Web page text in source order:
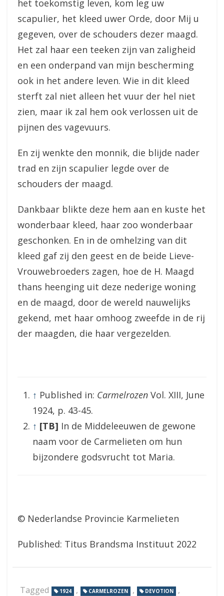
het toekomstig leven, kom leg uw
scapulier, het kleed uwer Orde, door Mij u
gegeven, over de schouders dezer maagd.
Het zal haar een teeken zijn van zaligheid
en een onderpand van mijn bescherming
ook in het andere leven. Wie in dit kleed
sterft zal niet alleen het vuur der hel niet
zien, maar ik zal hem ook verlossen uit de
pijnen des vagevuurs.
En zij wenkte den monnik, die blijde nader
trad en zijn scapulier legde over de
schouders der maagd.
Dankbaar blikte deze hem aan en kuste het
wonderbaar kleed, haar zoo wonderbaar
geschonken. En in de omhelzing van dit
kleed gaf zij den geest en de beide Lieve-
Vrouwebroeders zagen, hoe de H. Maagd
thans heenging uit deze nederige woning
en de maagd, door de wereld nauwelijks
gekend, met haar omhoog zweefde in de rij
der maagden, die haar vergezelden.
↑ Published in: Carmelrozen Vol. XIII, June
1924, p. 43-45.
↑ [TB] In de Middeleeuwen de gewone
naam voor de Carmelieten om hun
bijzondere godsvrucht tot Maria.
© Nederlandse Provincie Karmelieten
Published: Titus Brandsma Instituut 2022
Tagged 1924 , CARMELROZEN , DEVOTION ,